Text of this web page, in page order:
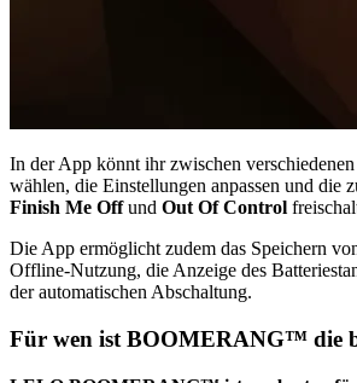
In der App könnt ihr zwischen
wählen, die Einstellungen anpassen und die
Finish Me Offund Out Of Control
Die App ermöglicht zudem das Speichern
Offline-Nutzung, die Anzeige des
der automatischen Abschaltung.
Für wen ist BOOMERANG™ die